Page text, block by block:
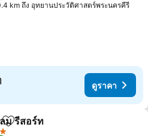
km ถึง อุทยานประวัติศาสตร์พระนครคีรี
ดูราคา
เพิ่มในรายการโปรด
ม รีสอร์ท